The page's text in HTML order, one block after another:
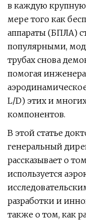
в каждую
мере того как
аппараты (БПЛА)
популярными,
трубах снова
помогая
L/D) этих и
компонентов.
В этой статье
генеральный
рассказывает о
используется
разработки и
также о том, как